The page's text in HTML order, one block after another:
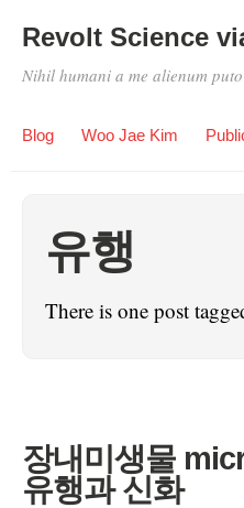
Revolt Science
Nihil humani a me alienum puto
Blog Woo Jae Kim
유행
There is one post
장내미생물
유행과 신화